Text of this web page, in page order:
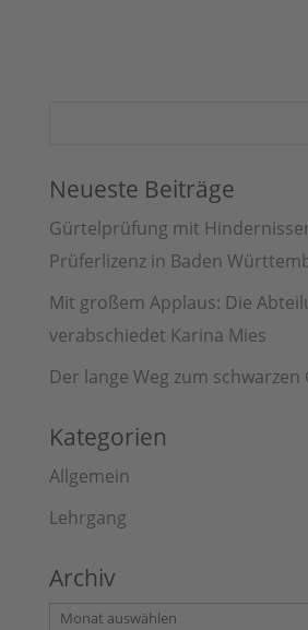
Neueste Beiträge
Gürtelprüfung mit
Prüferlizenz in Baden
Mit großem Applaus: Die
verabschiedet Karina Mies
Der lange Weg zum schwarzen
Kategorien
Allgemein
Lehrgang
Archiv
Archiv